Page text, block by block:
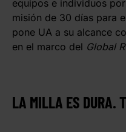
equipos e individuos
misión de 30 días para
pone UA a su alcance
en el marco del Global
LA MILLA ES DURA.